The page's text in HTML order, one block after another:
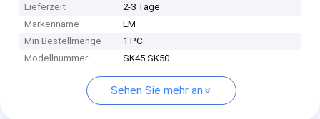
Lieferzeit
2-3 Tage
Markenname
EM
Min Bestellmenge
1 PC
Modellnummer
SK45 SK50
Sehen Sie mehr an